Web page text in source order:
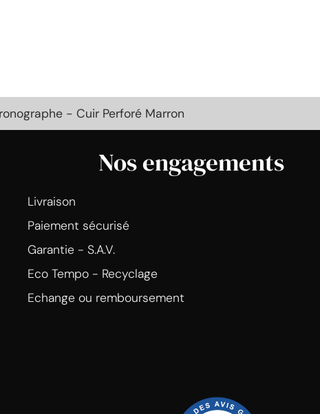
- Cuir Perforé Marron
Nos engagements
Livraison
Paiement sécurisé
Garantie - S.A.V.
Eco Tempo - Recyclage
Echange ou remboursement